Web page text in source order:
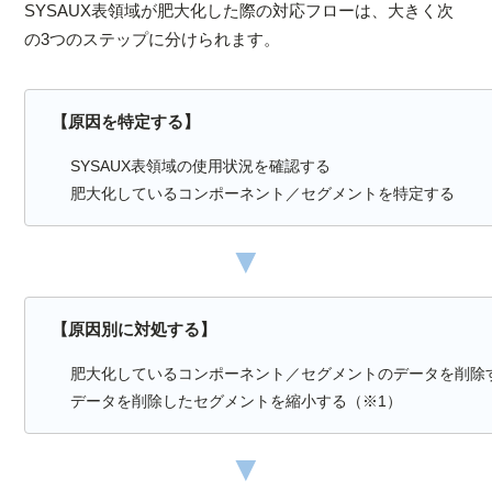
SYSAUX表領域が肥大化した際の対応フローは、大きく次
の3つのステップに分けられます。
【原因を特定する】
SYSAUX表領域の使用状況を確認する
肥大化しているコンポーネント／セグメントを特定する
▼
【原因別に対処する】
肥大化しているコンポーネント／セグメントのデータを削除
データを削除したセグメントを縮小する（※1）
▼